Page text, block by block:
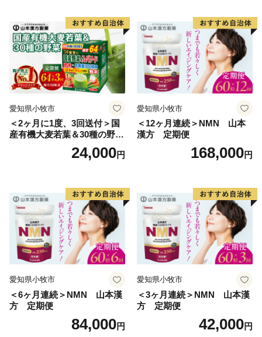
愛知県小牧市
＜2ヶ月に1度、3回送付＞国
産有機大麦若葉＆30種の野
菜 山本漢方 定期便
24,000円
愛知県小牧市
＜12ヶ月連続＞NMN 山本
漢方 定期便
168,000円
愛知県小牧市
＜6ヶ月連続＞NMN 山本漢
方 定期便
84,000円
愛知県小牧市
＜3ヶ月連続＞NMN 山本漢
方 定期便
42,000円